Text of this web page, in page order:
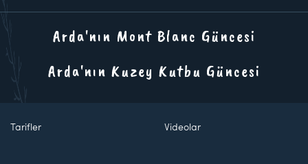
Arda'nın Mont Blanc Güncesi
Arda'nın Kuzey Kutbu Güncesi
Tarifler Videolar